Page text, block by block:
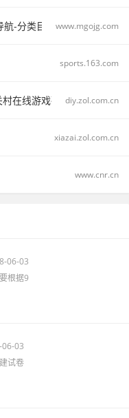
-分类目录网站大全导航站
www.mgojg.com
sports.163.com
在线游戏硬件频道diy.zol.com.cn
xiazai.zol.com.cn
www.cnr.cn
06-03
根据9
03
试卷